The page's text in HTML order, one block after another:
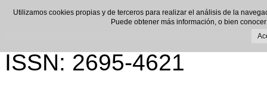
ISSN: 2695-4621
Utilizamos cookies propias y de terceros para realizar el análisis de la
Puede obtener más información, o bien